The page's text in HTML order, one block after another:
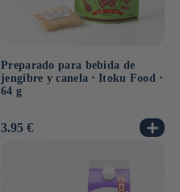
Preparado para bebida de
jengibre y canela ⋅ Itoku Food ⋅
64 g
Precio
3.95 €